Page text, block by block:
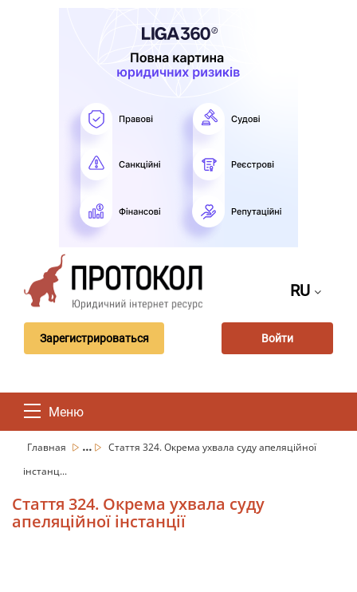
RU
Зарегистрироваться Войти
Меню
Главная ...
Стаття 324. Окрема ухвала суду апеляційної
інстанц...
Стаття 324. Окрема ухвала суду
апеляційної інстанції